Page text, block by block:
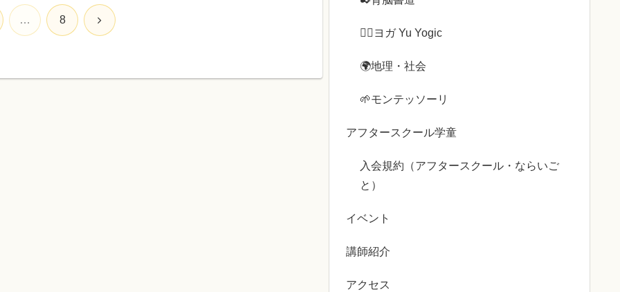
… 8 次
🧘‍♀️ヨガ Yu Yogic
🌍️地理・社会
🌱モンテッソーリ
アフタースクール学童
入会規約（アフタースクール・ならいご
と）
イベント
講師紹介
アクセス